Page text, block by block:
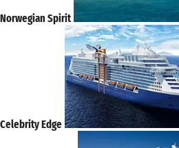
Norwegian Spirit
Celebrity Edge